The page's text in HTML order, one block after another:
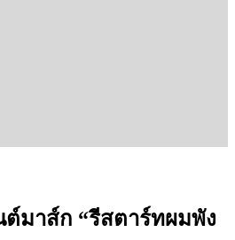
ต์มาส์ก “รีสตาร์ทผมพัง